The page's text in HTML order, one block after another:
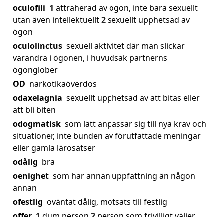
oculofili 1 attraherad av ögon, inte bara sexuellt
utan även intellektuellt2sexuellt upphetsad av
ögon
oculolinctus sexuell aktivitet där man slickar
varandra i ögonen, i huvudsak partnerns
ögonglober
OD narkotikaöverdos
odaxelagnia sexuellt upphetsad av att bitas eller
att bli biten
odogmatisk som lätt anpassar sig till nya krav och
situationer, inte bunden av förutfattade meningar
eller gamla lärosatser
odålig bra
oenighet som har annan uppfattning än någon
annan
ofestlig oväntat dålig, motsats till festlig